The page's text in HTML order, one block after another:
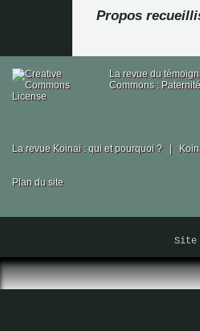
Propos
La revue du
Commons :
La revue Koinai : qui et pourquoi ? |
Plan du site
Site